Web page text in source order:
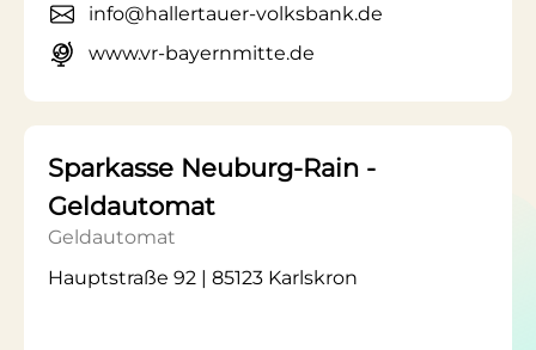
info@hallertauer-volksbank.de
www.vr-bayernmitte.de
Sparkasse Neuburg-Rain -
Geldautomat
Geldautomat
Hauptstraße 92 | 85123 Karlskron